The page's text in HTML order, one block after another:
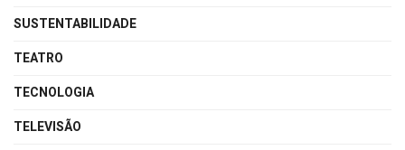
SUSTENTABILIDADE
TEATRO
TECNOLOGIA
TELEVISÃO